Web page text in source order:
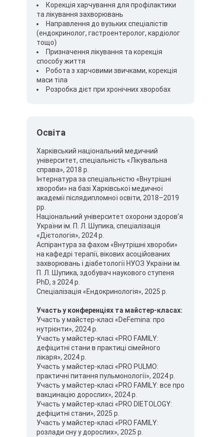
Корекція харчування для профілактики
та лікування захворювань
Направлення до вузьких спеціалістів
(ендокринолог, гастроентеролог, кардіолог
тощо)
Призначення лікування та корекція
способу життя
Робота з харчовими звичками, корекція
маси тіла
Розробка дієт при хронічних хворобах
Освіта
Харківський національний медичний
університет, спеціальність «Лікувальна
справа», 2018 р.
Інтернатура за спеціальністю «Внутрішні
хвороби» на базі Харківської медичної
академії післядипломної освіти, 2018–2019
рр.
Національний університет охорони здоров’я
України ім. П. Л. Шупика, спеціалізація
«Дієтологія», 2024 р.
Аспірантура за фахом «Внутрішні хвороби»
на кафедрі терапії, вікових асоційованих
захворювань і діабетології НУОЗ України ім.
П. Л. Шупика, здобувач наукового ступеня
PhD, з 2024 р.
Спеціалізація «Ендокринологія», 2025 р.
Участь у конференціях та майстер-класах:
Участь у майстер-класі «DeFemina: про
нутрієнти», 2024 р.
Участь у майстер-класі «PRO FAMILY:
дефіцитні стани в практиці сімейного
лікаря», 2024 р.
Участь у майстер-класі «PRO PULMO:
практичні питання пульмонології», 2024 р.
Участь у майстер-класі «PRO FAMILY: все про
вакцинацію дорослих», 2024 р.
Участь у майстер-класі «PRO DIETOLOGY:
дефіцитні стани», 2025 р.
Участь у майстер-класі «PRO FAMILY:
розлади сну у дорослих», 2025 р.